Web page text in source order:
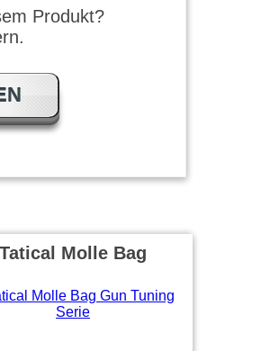
Produkt?
Tatical Molle Bag